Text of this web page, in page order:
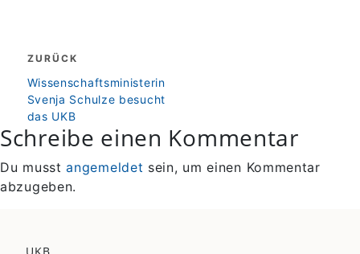
Beitragsnavigation
ZURÜCK
zurück
Wissenschaftsministerin
Svenja Schulze besucht
das UKB
Schreibe einen Kommentar
Du musstangemeldet sein, um einen Kommentar
abzugeben.